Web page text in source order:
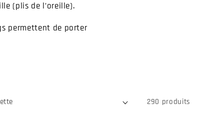
(plis de l’oreille).
permettent de porter
290 produits